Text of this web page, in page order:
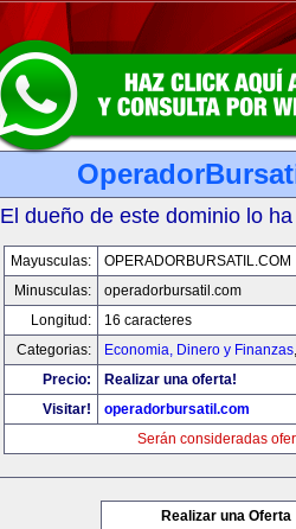
El dueño de este dominio lo
Mayusculas:
OPERADORBURSATIL.COM
Minusculas:
operadorbursatil.com
Longitud:
16 caracteres
Categorias:
Economia, Dinero y Finanzas
Precio:
Realizar una oferta!
Visitar!
operadorbursatil.com
Serán consideradas
Realizar una Oferta